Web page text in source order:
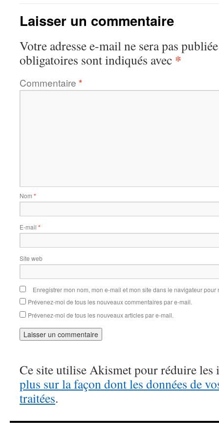
Laisser un commentaire
Votre adresse e-mail ne sera pas
obligatoires sont indiqués avec *
Commentaire *
Nom *
E-mail *
Site web
Enregistrer mon nom, mon e-mail et mon site dans le navigateur
Prévenez-moi de tous les nouveaux commentaires par e-mail.
Prévenez-moi de tous les nouveaux articles par e-mail.
Ce site utilise Akismet pour réduire les
plus sur la façon dont les données de
traitées.